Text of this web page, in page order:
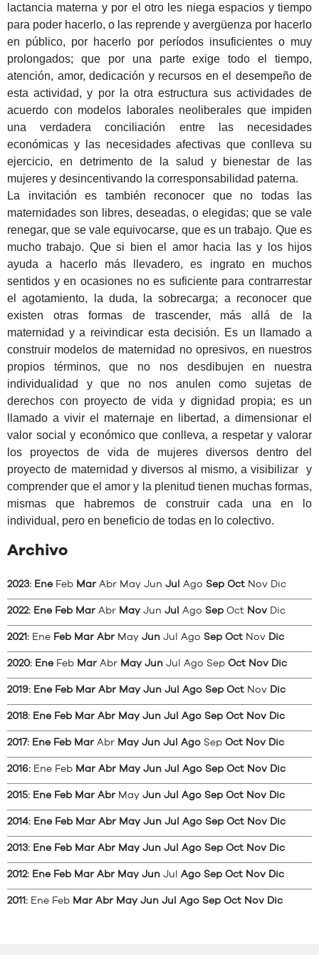
lactancia materna y por el otro les niega espacios y tiempo
para poder hacerlo, o las reprende y avergüenza por hacerlo
en público, por hacerlo por períodos insuficientes o muy
prolongados; que por una parte exige todo el tiempo,
atención, amor, dedicación y recursos en el desempeño de
esta actividad, y por la otra estructura sus actividades de
acuerdo con modelos laborales neoliberales que impiden
una verdadera conciliación entre las necesidades
económicas y las necesidades afectivas que conlleva su
ejercicio, en detrimento de la salud y bienestar de las
mujeres y desincentivando la corresponsabilidad paterna.
La invitación es también reconocer que no todas las
maternidades son libres, deseadas, o elegidas; que se vale
renegar, que se vale equivocarse, que es un trabajo. Que es
mucho trabajo. Que si bien el amor hacia las y los hijos
ayuda a hacerlo más llevadero, es ingrato en muchos
sentidos y en ocasiones no es suficiente para contrarrestar
el agotamiento, la duda, la sobrecarga; a reconocer que
existen otras formas de trascender, más allá de la
maternidad y a reivindicar esta decisión. Es un llamado a
construir modelos de maternidad no opresivos, en nuestros
propios términos, que no nos desdibujen en nuestra
individualidad y que no nos anulen como sujetas de
derechos con proyecto de vida y dignidad propia; es un
llamado a vivir el maternaje en libertad, a dimensionar el
valor social y económico que conlleva, a respetar y valorar
los proyectos de vida de mujeres diversos dentro del
proyecto de maternidad y diversos al mismo, a visibilizar
y
comprender que el amor y la plenitud tienen muchas formas,
mismas que habremos de construir cada una en lo
individual, pero en beneficio de todas en lo colectivo.
Archivo
2023: Ene Feb Mar Abr May Jun Jul Ago Sep Oct Nov Dic
2022: Ene Feb Mar Abr May Jun Jul Ago Sep Oct Nov Dic
2021: Ene Feb Mar Abr May Jun Jul Ago Sep Oct Nov Dic
2020: Ene Feb Mar Abr May Jun Jul Ago Sep Oct Nov Dic
2019: Ene Feb Mar Abr May Jun Jul Ago Sep Oct Nov Dic
2018: Ene Feb Mar Abr May Jun Jul Ago Sep Oct Nov Dic
2017: Ene Feb Mar Abr May Jun Jul Ago Sep Oct Nov Dic
2016: Ene Feb Mar Abr May Jun Jul Ago Sep Oct Nov Dic
2015: Ene Feb Mar Abr May Jun Jul Ago Sep Oct Nov Dic
2014: Ene Feb Mar Abr May Jun Jul Ago Sep Oct Nov Dic
2013: Ene Feb Mar Abr May Jun Jul Ago Sep Oct Nov Dic
2012: Ene Feb Mar Abr May Jun Jul Ago Sep Oct Nov Dic
2011: Ene Feb Mar Abr May Jun Jul Ago Sep Oct Nov Dic